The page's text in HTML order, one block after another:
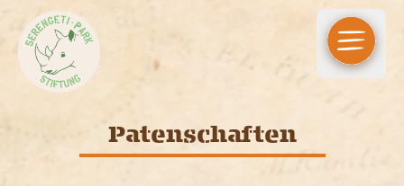
Open
Patenschaften